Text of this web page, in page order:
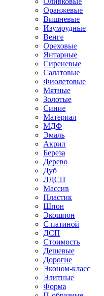
Оранжевые
Вишневые
Изумрудные
Венге
Ореховые
Янтарные
Сиреневые
Салатовые
Фиолетовые
Мятные
Золотые
Синие
Материал
МДФ
Эмаль
Акрил
Береза
Дерево
Дуб
ЛДСП
Массив
Пластик
Шпон
Экошпон
С патиной
ДСП
Стоимость
Дешевые
Дорогие
Эконом-класс
Элитные
Форма